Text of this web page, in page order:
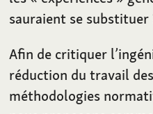
sauraient se substituer
Afin de critiquer
réduction du travail
méthodologies